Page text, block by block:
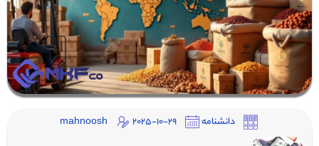
دانشنامه 2025-10-29
mahnoosh